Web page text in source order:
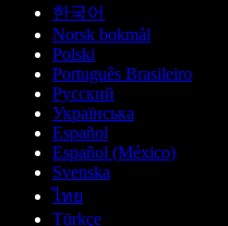
한국어
Norsk bokmål
Polski
Português Brasileiro
Русский
Українська
Español
Español (México)
Svenska
ไทย
Türkçe